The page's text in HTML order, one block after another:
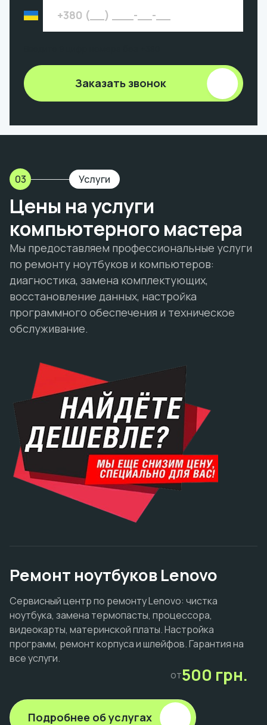
Заказать звонок
03 Услуги
Цены на услуги
компьютерного мастера
Мы предоставляем профессиональные услуги
по ремонту ноутбуков и компьютеров:
диагностика, замена комплектующих,
восстановление данных, настройка
программного обеспечения и техническое
обслуживание.
Ремонт ноутбуков Lenovo
Сервисный центр по ремонту Lenovo: чистка
ноутбука, замена термопасты, процессора,
видеокарты, материнской платы. Настройка
программ, ремонт корпуса и шлейфов. Гарантия на
все услуги.
от500 грн.
Подробнее об услугах